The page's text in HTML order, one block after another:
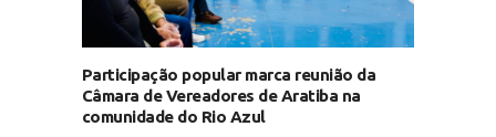
Participação popular marca reunião da
Câmara de Vereadores de Aratiba na
comunidade do Rio Azul